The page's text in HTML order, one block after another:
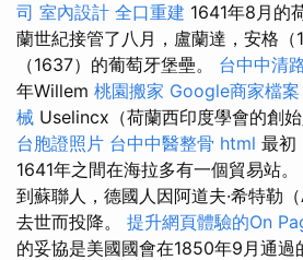
司 室內設計 全口重建 1641年8月的
蘭世紀接管了八月，盧蘭達，安格
（1637）的葡萄牙堡壘。 台中中清
年Willem 桃園搬家 Google商家檔案
械 Uselincx（荷蘭西印度學會的創始
台胞證照片 台中中醫整骨 html 最初
1641年之間在海拉多有一個貿易站
到蘇聯人，德國人因阿道夫·希特勒
去世而投降。 提升網頁體驗的On
的妥協是美國國會在1850年9月通過